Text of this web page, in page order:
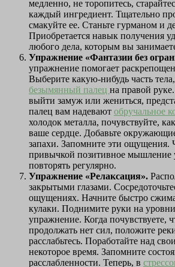
медленно, не торопитесь,
каждый ингредиент. Тщательно
смакуйте ее. Станьте гурманом и
Приобретается навык получения
любого дела, которым вы
Упражнение «Фантазии без
упражнение помогает
Выберите какую-нибудь часть
безымянный палец на правой
выйти замуж или жениться,
палец вам надевают обручальное
холодок металла, почувствуйте,
ваше сердце. Добавьте
запахи. Запомните эти ощущения.
привычкой позитивное мышление
повторять регулярно.
Упражнение «Релаксация».
закрытыми глазами.
ощущениях. Начните быстро
кулаки. Поднимите руки на
упражнение. Когда почувствуете,
продолжать нет сил, положите
расслабьтесь. Поработайте над
некоторое время. Запомните
расслабленности. Теперь, в